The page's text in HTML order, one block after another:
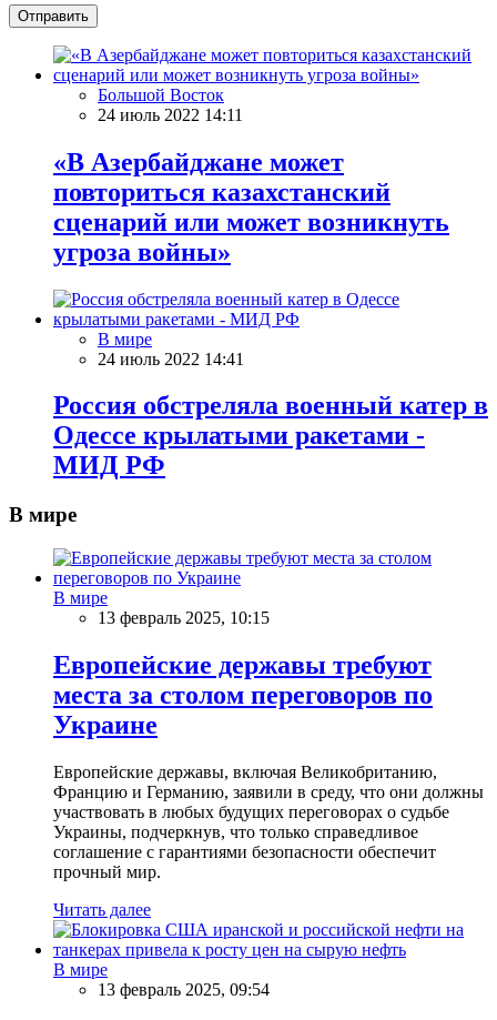
Отправить
Большой Восток
24 июль 2022 14:11
«В Азербайджане может
повториться казахстанский
сценарий или может возникнуть
угроза войны»
В мире
24 июль 2022 14:41
Россия обстреляла военный катер в
Одессе крылатыми ракетами -
МИД РФ
В мире
В мире
13 февраль 2025, 10:15
Европейские державы требуют
места за столом переговоров по
Украине
Европейские державы, включая Великобританию,
Францию и Германию, заявили в среду, что они должны
участвовать в любых будущих переговорах о судьбе
Украины, подчеркнув, что только справедливое
соглашение с гарантиями безопасности обеспечит
прочный мир.
Читать далее
В мире
13 февраль 2025, 09:54